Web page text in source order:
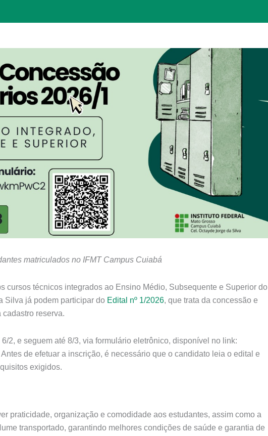
matriculados no IFMT Campus Cuiabá
cursos técnicos integrados ao Ensino Médio, Subsequente e Superior do
Silva já podem participar do Edital nº 1/2026, que trata da concessão e
reserva.
2, e seguem até 8/3, via formulário eletrônico, disponível no link:
de efetuar a inscrição, é necessário que o candidato leia o edital e
exigidos.
praticidade, organização e comodidade aos estudantes, assim como a
transportado, garantindo melhores condições de saúde e garantia de